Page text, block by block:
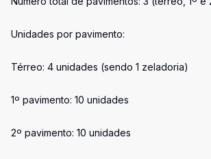
Unidades por pavimento:
Térreo: 4 unidades (sendo 1 zeladoria)
1º pavimento: 10 unidades
2º pavimento: 10 unidades